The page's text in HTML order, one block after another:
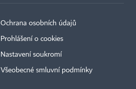
Ochrana osobních údajů
Prohlášení o cookies
Nastavení soukromí
Všeobecné smluvní podmínky